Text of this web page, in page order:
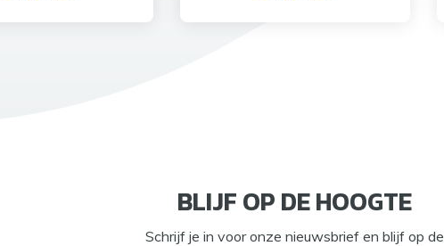
BLIJF OP DE HOOGTE
Schrijf je in voor onze nieuwsbrief en blijf op de